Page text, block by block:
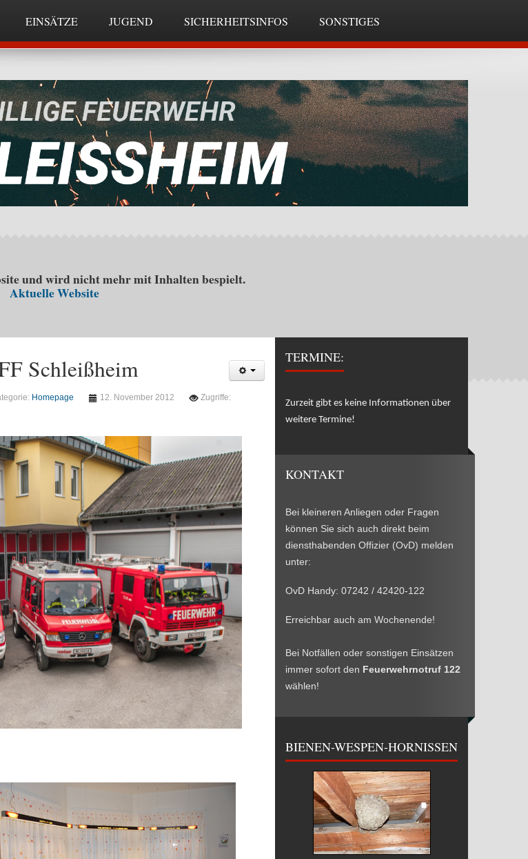
EINSÄTZE JUGEND SICHERHEITSINFOS SONSTIGES
und wird nicht mehr mit Inhalten bespielt.
Aktuelle Website
Schleißheim
Homepage 12. November 2012
Zugriffe:
TERMINE:
Zurzeit gibt es keine Informationen über
weitere Termine!
KONTAKT
Bei kleineren Anliegen oder Fragen
können Sie sich auch direkt beim
diensthabenden Offizier (OvD) melden
unter:
OvD Handy: 07242 / 42420-122
Erreichbar auch am Wochenende!
Bei Notfällen oder sonstigen Einsätzen
immer sofort den Feuerwehrnotruf 122
wählen!
BIENEN-WESPEN-HORNISSEN